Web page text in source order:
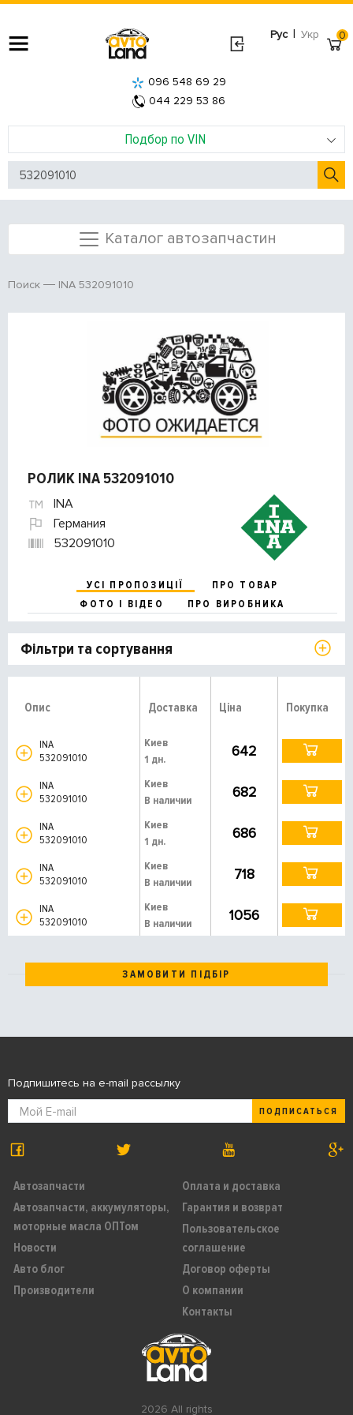
Рус | Укр
Подбор по VIN
096 548 69 29
044 229 53 86
0
Каталог автозапчастин
Поиск INA 532091010
РОЛИК INA 532091010
INA
Германия
532091010
УСІ ПРОПОЗИЦІЇ
ПРО ТОВАР
ФОТО І ВІДЕО
ПРО ВИРОБНИКА
Фільтри та сортування
Опис Доставка Ціна Покупка
INA
532091010
Киев
1 дн.
642
INA
532091010
Киев
В наличии
682
INA
532091010
Киев
1 дн.
686
INA
532091010
Киев
В наличии
718
INA
532091010
Киев
В наличии
1056
ЗАМОВИТИ ПІДБІР
2026 All rights
Автозапчасти
Автозапчасти, аккумуляторы,
моторные масла ОПТом
Новости
Авто блог
Производители
Оплата и доставка
Гарантия и возврат
Пользовательское
соглашение
Договор оферты
О компании
Контакты
Подпишитесь на e-mail рассылку
ПОДПИСАТЬСЯ